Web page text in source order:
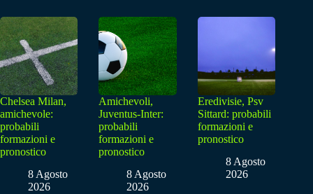
Chelsea Milan,
amichevole:
probabili
formazioni e
pronostico
8 Agosto
2026
Amichevoli,
Juventus-Inter:
probabili
formazioni e
pronostico
8 Agosto
2026
Eredivisie, Psv
Sittard: probabili
formazioni e
pronostico
8 Agosto
2026